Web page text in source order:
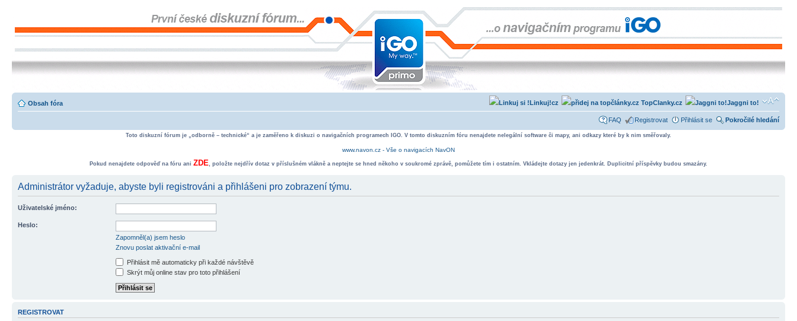
Obsah fóra Jaggni to!
TopClanky.cz
Linkuj!cz
FAQ Registrovat Přihlásit se Pokročilé hledání
Toto diskuzní fórum je „odborně – technické“ a je zaměřeno k diskuzi o navigačních programech IGO. V tomto diskuzním fóru nenajdete nelegální software či mapy, ani odkazy které by k nim směřovaly.
www.navon.cz - Vše o navigacích NavON
Pokud nenajdete odpověď na fóru ani ZDE, položte nejdřív dotaz v příslušném vlákně a neptejte se hned někoho v soukromé zprávě, pomůžete tím i ostatním. Vkládejte dotazy jen jedenkrát. Duplicitní příspěvky budou smazány.
Administrátor vyžaduje, abyste byli registrováni a přihlášeni pro zobrazení týmu.
Uživatelské jméno:
Heslo:
Zapomněl(a) jsem heslo
Znovu poslat aktivační e-mail
Přihlásit mě automaticky při každé návštěvě
Skrýt můj online stav pro toto přihlášení
REGISTROVAT